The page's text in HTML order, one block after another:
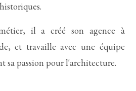
il a créé son agence à
et travaille avec une équipe
sa passion pour l'architecture.